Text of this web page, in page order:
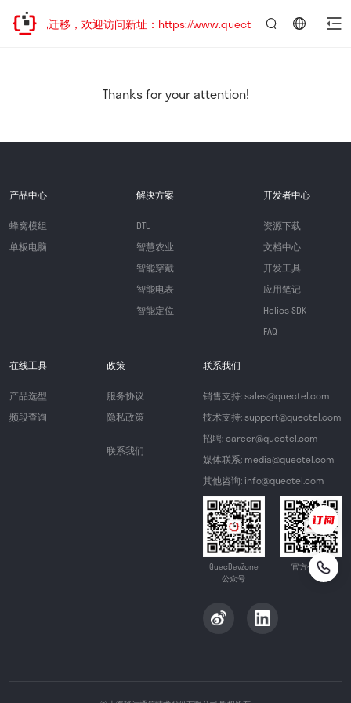
地址已迁移，欢迎访问新址：https://www.quectel.com.cn
Thanks for your attention!
产品中心
蜂窝模组
单板电脑
解决方案
DTU
智慧农业
智能穿戴
智能电表
智能定位
开发者中心
资源下载
文档中心
开发工具
应用笔记
Helios SDK
FAQ
在线工具
产品选型
频段查询
政策
服务协议
隐私政策
联系我们
联系我们
销售支持: sales@quectel.com
技术支持: support@quectel.com
招聘: career@quectel.com
媒体联系: media@quectel.com
其他咨询: info@quectel.com
QuecDevZone
公众号
官方公众号